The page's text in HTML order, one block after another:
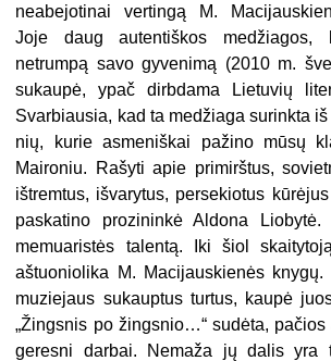
neabejotinai ver­tingą M.
Joje daug autentiškos medžiagos,
netrumpą savo gy­venimą (2010 m.
sukaupė, ypač dirbdama Lietuvių
Svarbiausia, kad ta medžiaga surinkta
nių, kurie asmeniškai pažino mūsų
Maironiu. Rašyti apie primirštus,
ištremtus, išvarytus, persekiotus
paskatino prozininkė Aldona
memuaristės talentą. Iki šiol
aštuoniolika M. Macijauskienės
muziejaus sukauptus turtus, kaupė
„Žingsnis po žingsnio…“ sudėta, pačios
geresni darbai. Nemaža jų dalis yra